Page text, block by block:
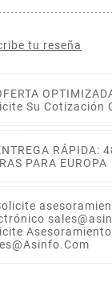
tu reseña
Su Cotización
PARA EUROPA